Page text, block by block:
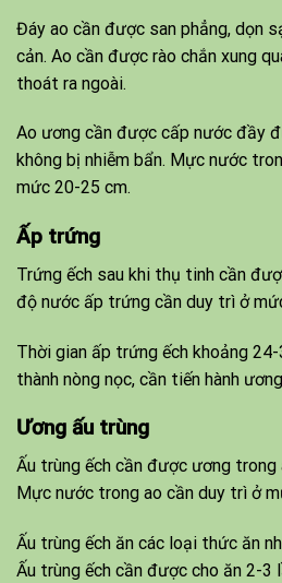
Đáy ao cần được san phẳng, dọn
cản. Ao cần được rào chắn xung
thoát ra ngoài.
Ao ương cần được cấp nước đầy
không bị nhiễm bẩn. Mực nước
mức 20-25 cm.
Ấp trứng
Trứng ếch sau khi thụ tinh cần
độ nước ấp trứng cần duy trì ở
Thời gian ấp trứng ếch khoảng
thành nòng nọc, cần tiến hành
Ương ấu trùng
Ấu trùng ếch cần được ương trong
Mực nước trong ao cần duy trì ở
Ấu trùng ếch ăn các loại thức ăn
Ấu trùng ếch cần được cho ăn 2-3